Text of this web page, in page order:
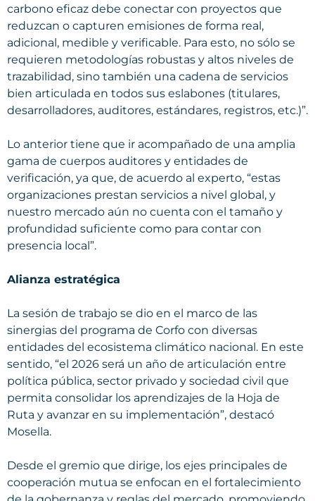
carbono eficaz debe conectar con proyectos que
reduzcan o capturen emisiones de forma real,
adicional, medible y verificable. Para esto, no sólo se
requieren metodologías robustas y altos niveles de
trazabilidad, sino también una cadena de servicios
bien articulada en todos sus eslabones (titulares,
desarrolladores, auditores, estándares, registros, etc.)”.
Lo anterior tiene que ir acompañado de una amplia
gama de cuerpos auditores y entidades de
verificación, ya que, de acuerdo al experto, “estas
organizaciones prestan servicios a nivel global, y
nuestro mercado aún no cuenta con el tamaño y
profundidad suficiente como para contar con
presencia local”.
Alianza estratégica
La sesión de trabajo se dio en el marco de las
sinergias del programa de Corfo con diversas
entidades del ecosistema climático nacional. En este
sentido, “el 2026 será un año de articulación entre
política pública, sector privado y sociedad civil que
permita consolidar los aprendizajes de la Hoja de
Ruta y avanzar en su implementación”, destacó
Mosella.
Desde el gremio que dirige, los ejes principales de
cooperación mutua se enfocan en el fortalecimiento